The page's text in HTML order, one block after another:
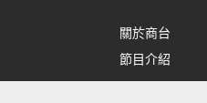
關於商台
節目介紹